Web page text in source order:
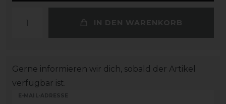
IN DEN WARENKORB
Gerne informieren wir dich, sobald der Artikel
verfügbar ist.
E-MAIL-ADRESSE